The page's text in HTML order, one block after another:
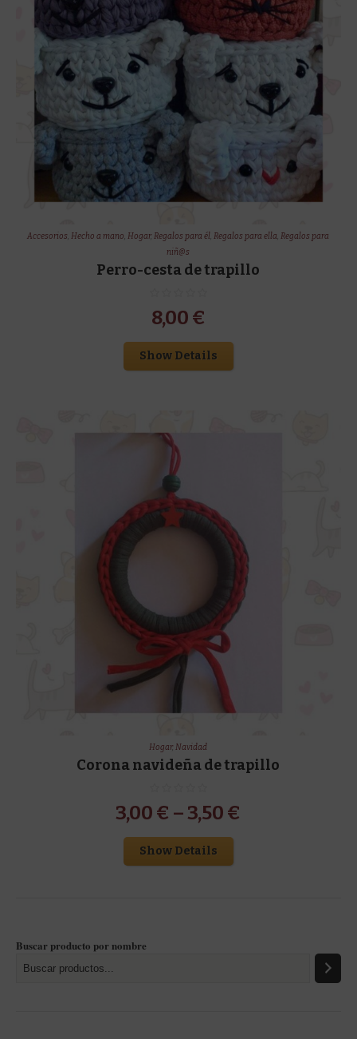
Accesorios,Hecho a mano,Hogar,Regalos para él,Regalos para ella,Regalos para
niñ@s
Perro-cesta de trapillo
8,00 €
Show Details
Hogar,Navidad
Corona navideña de trapillo
3,00 € –3,50 €
Show Details
Buscar producto por nombre